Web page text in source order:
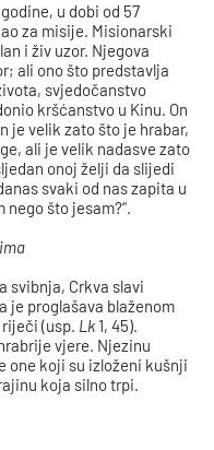
u dobi od 57
za misije. Misionarski
i živ uzor. Njegova
ali ono što predstavlja
svjedočanstvo
kršćanstvo u Kinu. On
je velik zato što je hrabar,
ali je velik nadasve zato
onoj želji da slijedi
svaki od nas zapita u
nego što jesam?“.
svibnja, Crkva slavi
je proglašava blaženom
(usp. Lk 1, 45).
vjere. Njezinu
one koji su izloženi kušnji
koja silno trpi.